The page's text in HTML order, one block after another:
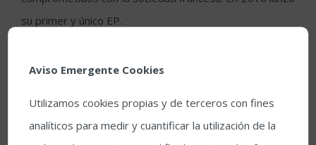
su primer y único EP.
Juan Carlos Romero
El guitarrista onubense Juan Carlos Romero ofrece el 12
Aviso Emergente Cookies
Utilizamos cookies propias y de terceros con fines
analíticos para medir y cuantificar la utilización de la